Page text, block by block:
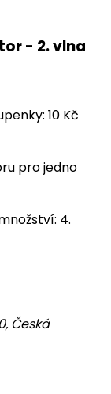
- 2. vlna
10 Kč
pro jedno
4.
, Česká